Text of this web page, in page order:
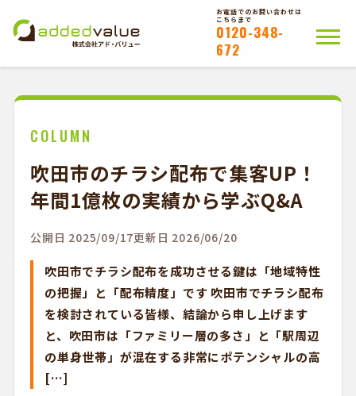
お電話でのお問い合わせは
こちらまで
0120-348-
672
お問い合わせ
かんたんWEB注文
COLUMN
吹田市のチラシ配布で集客UP！
年間1億枚の実績から学ぶQ&A
公開日 2025/09/17更新日 2026/06/20
吹田市でチラシ配布を成功させる鍵は「地域特性
の把握」と「配布精度」です 吹田市でチラシ配布
を検討されている皆様、結論から申し上げます
と、吹田市は「ファミリー層の多さ」と「駅周辺
の単身世帯」が混在する非常にポテンシャルの高
[…]